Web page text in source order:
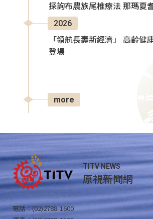
探詢布農族尾椎療法 那瑪夏
2026
「領航長壽新經濟」 高齡健
登場
more
TITV NEWS
原視新聞網
電話：(02)2788-1600